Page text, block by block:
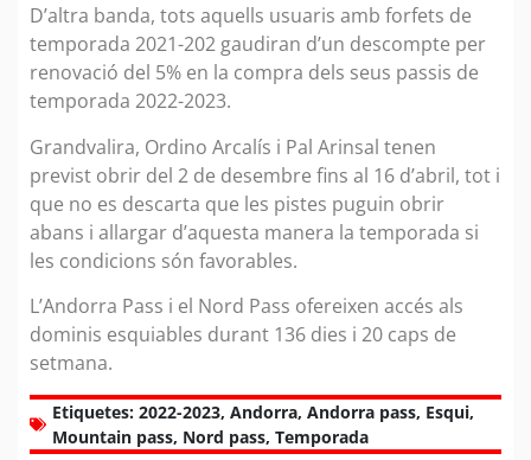
D’altra banda, tots aquells usuaris amb forfets de
temporada 2021-202 gaudiran d’un descompte per
renovació del 5% en la compra dels seus passis de
temporada 2022-2023.
Grandvalira, Ordino Arcalís i Pal Arinsal tenen
previst obrir del 2 de desembre fins al 16 d’abril, tot i
que no es descarta que les pistes puguin obrir
abans i allargar d’aquesta manera la temporada si
les condicions són favorables.
L’Andorra Pass i el Nord Pass ofereixen accés als
dominis esquiables durant 136 dies i 20 caps de
setmana.
Etiquetes: 2022-2023, Andorra, Andorra pass, Esqui,
Mountain pass, Nord pass, Temporada